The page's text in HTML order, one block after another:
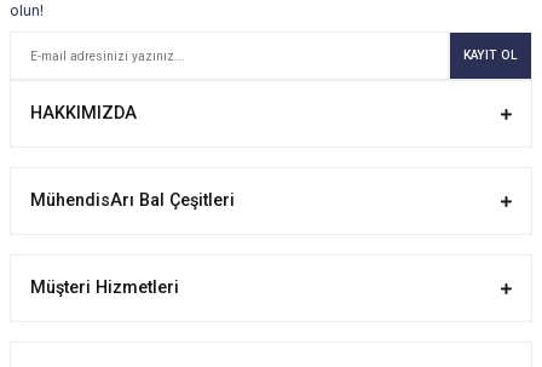
olun!
KAYIT OL
HAKKIMIZDA
MühendisArı Bal Çeşitleri
Müşteri Hizmetleri